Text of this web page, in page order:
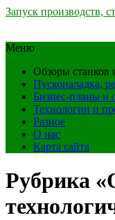
Запуск производств,
Меню
Обзоры станков
Пусконаладка,
Бизнес-планы и
Технологии и
Разное
О нас
Карта сайта
Рубрика